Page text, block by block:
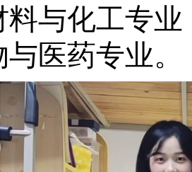
料与化工专
医药专业。